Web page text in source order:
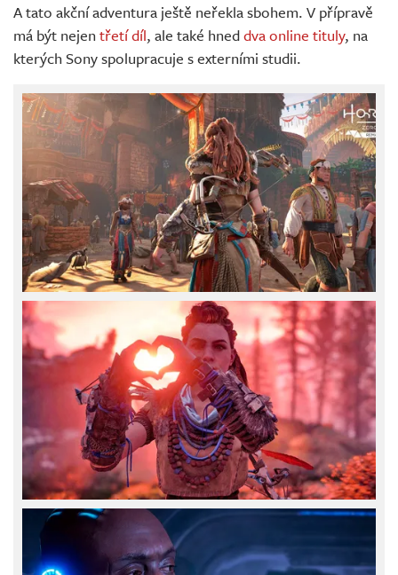
A tato akční adventura ještě neřekla sbohem. V přípravě
má být nejen třetí díl, ale také hneddva online tituly, na
kterých Sony spolupracuje s externími studii.